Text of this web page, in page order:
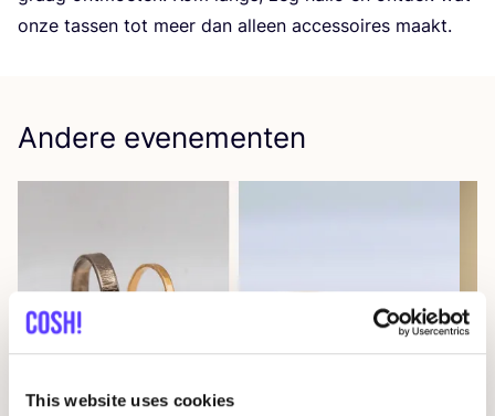
This website uses cookies
onze tas­sen tot meer dan alleen acces­soi­res maakt.
Andere evenementen
08 AUG